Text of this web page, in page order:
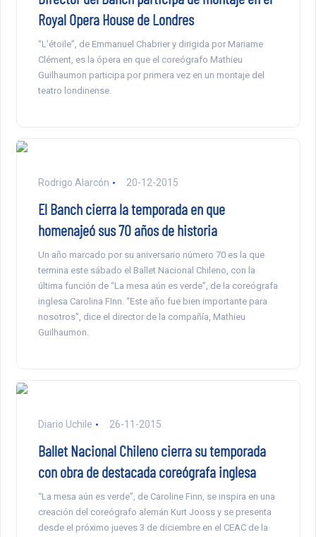
Royal Opera House de Londres
“L’étoile”, de Emmanuel Chabrier y dirigida por Mariame
Clément, es la ópera en que el coreógrafo Mathieu
Guilhaumon participa por primera vez en un montaje del
teatro londinense.
Rodrigo Alarcón 20-12-2015
El Banch cierra la temporada en que
homenajeó sus 70 años de historia
Un año marcado por su aniversario número 70 es la que
termina este sábado el Ballet Nacional Chileno, con la
última función de “La mesa aún es verde”, de la coreógrafa
inglesa Carolina FInn. “Este año fue bien importante para
nosotros”, dice el director de la compañía, Mathieu
Guilhaumon.
Diario Uchile 26-11-2015
Ballet Nacional Chileno cierra su temporada
con obra de destacada coreógrafa inglesa
“La mesa aún es verde”, de Caroline Finn, se inspira en una
creación del coreógrafo alemán Kurt Jooss y se presenta
desde el próximo jueves 3 de diciembre en el CEAC de la